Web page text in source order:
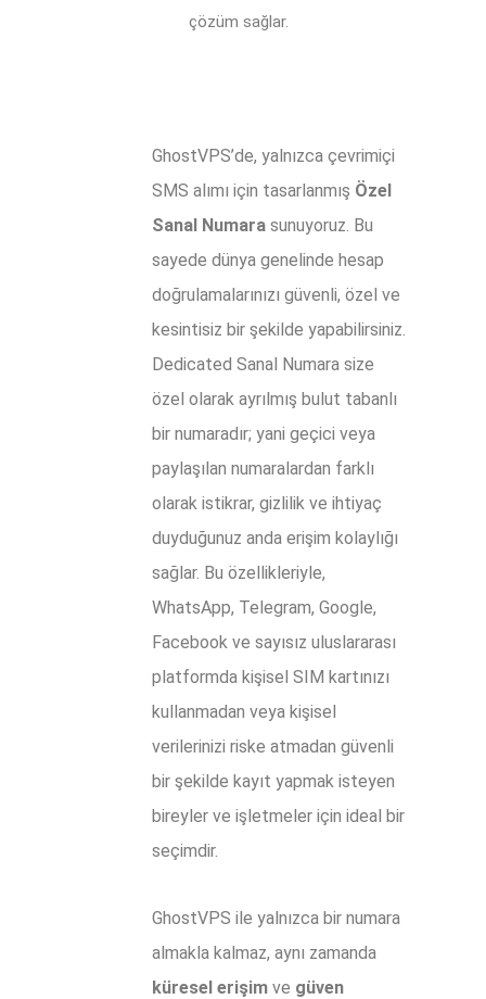
çözüm sağlar.
GhostVPS’de, yalnızca çevrimiçi
SMS alımı için tasarlanmış Özel
Sanal Numara sunuyoruz. Bu
sayede dünya genelinde hesap
doğrulamalarınızı güvenli, özel ve
kesintisiz bir şekilde yapabilirsiniz.
Dedicated Sanal Numara size
özel olarak ayrılmış bulut tabanlı
bir numaradır; yani geçici veya
paylaşılan numaralardan farklı
olarak istikrar, gizlilik ve ihtiyaç
duyduğunuz anda erişim kolaylığı
sağlar. Bu özellikleriyle,
WhatsApp, Telegram, Google,
Facebook ve sayısız uluslararası
platformda kişisel SIM kartınızı
kullanmadan veya kişisel
verilerinizi riske atmadan güvenli
bir şekilde kayıt yapmak isteyen
bireyler ve işletmeler için ideal bir
seçimdir.
GhostVPS ile yalnızca bir numara
almakla kalmaz, aynı zamanda
küresel erişim ve güven